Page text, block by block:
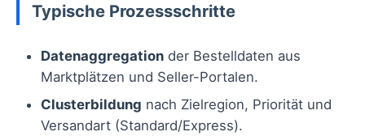
Typische Prozessschritte
Datenaggregation der Bestelldaten aus
Marktplätzen und Seller-Portalen.
Clusterbildung nach Zielregion, Priorität und
Versandart (Standard/Express).